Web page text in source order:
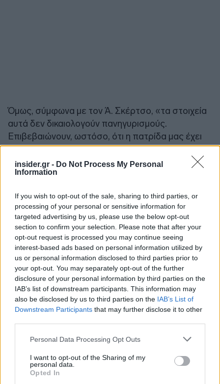
insider.gr - Do Not Process My Personal
Information
If you wish to opt-out of the sale, sharing to third parties, or
processing of your personal or sensitive information for
targeted advertising by us, please use the below opt-out
section to confirm your selection. Please note that after your
opt-out request is processed you may continue seeing
interest-based ads based on personal information utilized by
us or personal information disclosed to third parties prior to
your opt-out. You may separately opt-out of the further
disclosure of your personal information by third parties on the
IAB’s list of downstream participants. This information may
also be disclosed by us to third parties on the IAB’s List of
Downstream Participants that may further disclose it to other
Please note that this website/app uses one or more Google
not limited to your visit or usage behaviour. You may click to
grant or deny consent to Google and its third-party tags to
use your data for below specified purposes in below Google
Personal Data Processing Opt Outs
I want to opt-out of the Sharing of my
personal data.
Opted In
Όμως, σύμφωνα με τον Ά. Σκέρτσο, «τα στοιχεία
αυτά δεν δικαιολογούν πανηγυρισμούς.
Επιβεβαιώνουν, ωστόσο, ότι η πατρίδα μας έχει
καταφέρει να κερδίσει ξανά την εμπιστοσύνη των
πολιτών που έφυγαν στη διάρκεια της κρίσης,
ώστε να αρχίσουν σταδιακά να επιστρέφουν σε
ευκαιρίες σε όσους μένουν εδώ ώστε να μην
αναγκάζονται να ξενιτεύονται για να βρουν την
τύχη τους σε μια άλλη χώρα.